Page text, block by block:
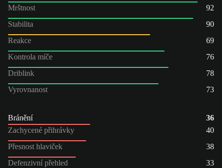
Mrštnost
92
Stabilita
90
Reakce
69
Kontrola míče
76
Driblink
78
Vyrovnanost
73
Bránění
36
Zachycené přihrávky
40
Přesnost hlaviček
38
Defenzivní přehled
33